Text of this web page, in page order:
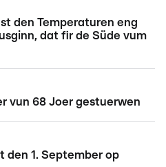
den Temperaturen eng
dat fir de Süde vum
vun 68 Joer gestuerwen
den 1. September op